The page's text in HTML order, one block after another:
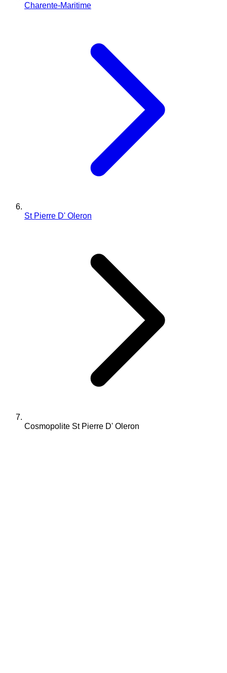
Charente-Maritime
St Pierre D' Oleron
Cosmopolite St Pierre D' Oleron